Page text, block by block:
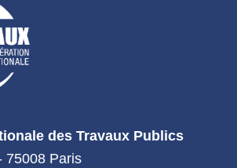
des Travaux Publics
75008 Paris